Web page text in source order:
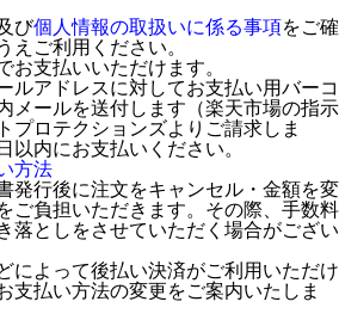
び個人情報の取扱いに係る事項をご確
えご利用ください。
お支払いいただけます。
ルアドレスに対してお支払い用バーコ
メールを送付します（楽天市場の指示
プロテクションズよりご請求しま
以内にお支払いください。
方法
発行後に注文をキャンセル・金額を変
ご負担いただきます。その際、手数料
落としをさせていただく場合がござい
によって後払い決済がご利用いただけ
支払い方法の変更をご案内いたしま